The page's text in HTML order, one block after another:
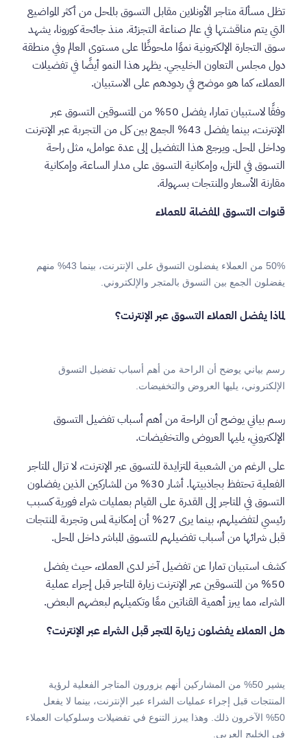
تظل مسألة متاجر الأونلاين مقابل التسوق بالمحل من أكثر المواضيع
التي يتم مناقشتها في عالم صناعة التجزئة. منذ جائحة كورونا، يشهد
سوق التجارة الإلكترونية نموًا ملحوظًا على مستوى العالم وفي منطقة
دول مجلس التعاون الخليجي. يظهر هذا النمو أيضًا في تفضيلات
العملاء، كما هو موضح في ردودهم على الاستبيان.
وفقًا لاستبيان تمارا، يفضل 50% من المتسوقين التسوق عبر
الإنترنت، بينما يفضل 43% الجمع بين كل من التجربة عبر الإنترنت
وداخل المحل. ويرجع هذا التفضيل إلى عدة عوامل، مثل راحة
التسوق في المنزل، وإمكانية التسوق على مدار الساعة، وإمكانية
مقارنة الأسعار والمنتجات بسهولة.
قنوات التسوق المفضلة للعملاء
50% من العملاء يفضلون التسوق على الإنترنت، بينما 43% منهم
يفضلون الجمع بين التسوق بالمتجر والإلكتروني.
لماذا يفضل العملاء التسوق عبر الإنترنت؟
رسم بياني يوضح أن الراحة من أهم أسباب تفضيل التسوق
الإلكتروني، يليها العروض والتخفيضات.
رسم بياني يوضح أن الراحة من أهم أسباب تفضيل التسوق
الإلكتروني، يليها العروض والتخفيضات.
على الرغم من الشعبية المتزايدة للتسوق عبر الإنترنت، لا تزال المتاجر
الفعلية تحتفظ بجاذبيتها. أشار 30% من المشاركين الذين يفضلون
التسوق في المتاجر إلى القدرة على القيام بعمليات شراء فورية كسبب
رئيسي لتفضيلهم، بينما يرى 27% أن إمكانية لمس وتجربة المنتجات
قبل شرائها من أسباب تفضيلهم للتسوق المباشر داخل المحل.
كشف استبيان تمارا عن تفضيل آخر لدى العملاء، حيث يفضل
50% من المتسوقين عبر الإنترنت زيارة المتاجر قبل إجراء عملية
الشراء، مما يبرز أهمية القناتين معًا وتكميلهم لبعضهم البعض.
هل العملاء يفضلون زيارة المتجر قبل الشراء عبر الإنترنت؟
يشير 50% من المشاركين أنهم يزورون المتاجر الفعلية لرؤية
المنتجات قبل إجراء عمليات الشراء عبر الإنترنت، بينما لا يفعل
50% الآخرون ذلك. وهذا يبرز التنوع في تفضيلات وسلوكيات العملاء
في الخليج العربي.